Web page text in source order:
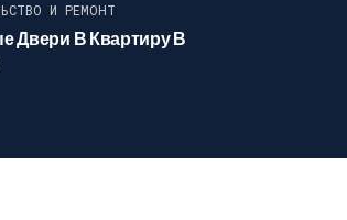
И РЕМОНТ
Двери В Квартиру В